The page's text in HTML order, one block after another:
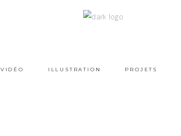
VIDÉO ILLUSTRATION PROJETS